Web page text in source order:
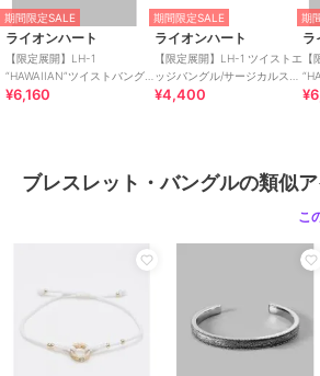
為、100%反応しないことをお約束できません
い。
【LH-1-エルエイチワン-】
「初めて着けるアクセサリーがライオンハー
【LION HEART-ライオンハート-】
ける アクセサリーブランド。』
ブランドの歴史
ライオンハートのブランドネームは、英国王
Lion Hearted”にちなんで名づけられた。
冒険好きで、派手な行動を好む一方、市民か
期間限定SALE
ライオンハート
【限定展開】LH-1
“HAWAIIAN”ツイストバング
ル/サージカルステンレス 金
¥6,160
期間限定SALE
ライオンハート
【限定展開】LH-1 ツイストエ
ッジバングル/サージカルステ
ンレス 金属アレルギー対応
¥4,400
期
ラ
サ
ブレスレット・バングルの類似
こ